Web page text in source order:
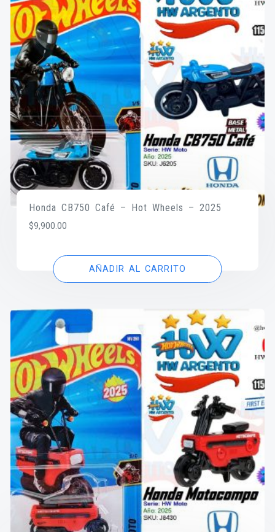
Honda CB750 Café – Hot Wheels – 2025
$9,900.00
AÑADIR AL CARRITO